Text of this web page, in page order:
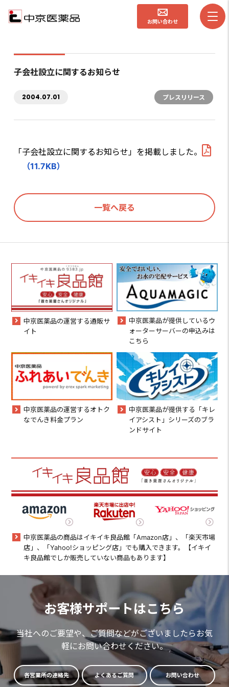
お問い合わせ
子会社設立に関するお知らせ
2004.07.01 プレスリリース
「子会社設立に関するお知らせ」を掲載しました。
（11.7KB）
一覧へ戻る
中京医薬品の運営する通販サ
イト
中京医薬品が提供しているウ
ォーターサーバーの申込みは
こちら
中京医薬品の運営するオトク
なでんき料金プラン
中京医薬品が提供する「キレ
イアシスト」シリーズのブラ
ンドサイト
中京医薬品の商品はイキイキ良品館「Amazon店」、「楽天市場
店」、「Yahoo!ショッピング店」でも購入できます。【イキイ
キ良品館でしか販売していない商品もあります】
お客様サポートはこちら
当社へのご要望や、ご質問などがございましたらお気
軽にお問い合わせください。
各営業所の連絡先 よくあるご質問 お問い合わせ